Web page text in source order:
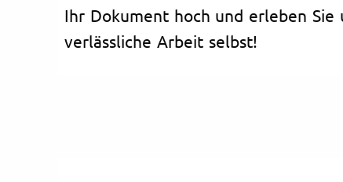
Ihr Dokument hoch und erleben Sie
verlässliche Arbeit selbst!